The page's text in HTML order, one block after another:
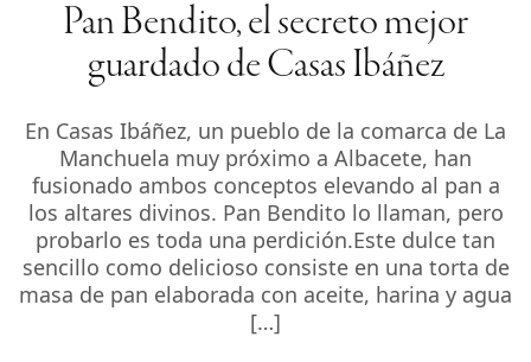
Pan Bendito, el secreto mejor
guardado de Casas Ibáñez
En Casas Ibáñez, un pueblo de la comarca de La
Manchuela muy próximo a Albacete, han
fusionado ambos conceptos elevando al pan a
los altares divinos. Pan Bendito lo llaman, pero
probarlo es toda una perdición.Este dulce tan
sencillo como delicioso consiste en una torta de
masa de pan elaborada con aceite, harina y agua
[…]